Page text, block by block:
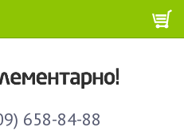
658-84-88